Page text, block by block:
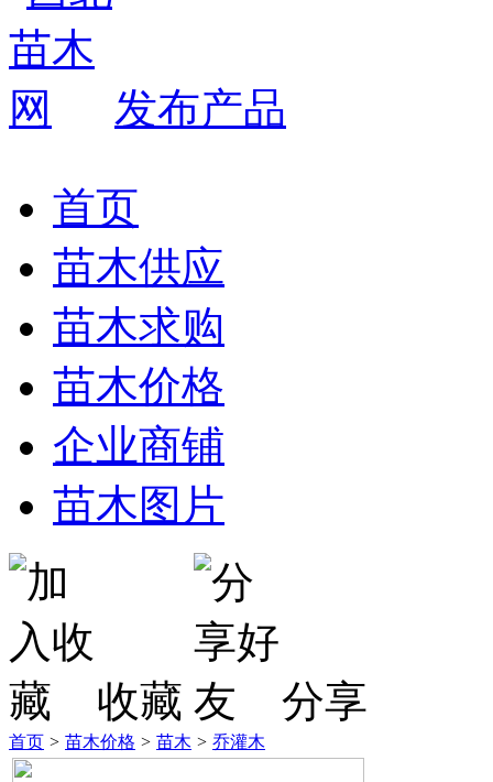
发布产品
首页
苗木供应
苗木求购
苗木价格
企业商铺
苗木图片
收藏 分享
首页 > 苗木价格 > 苗木 > 乔灌木